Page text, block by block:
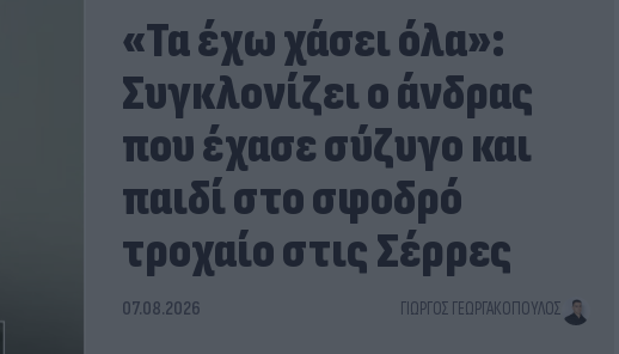
«Τα έχω χάσει όλα»:
Συγκλονίζει ο άνδρας
που έχασε σύζυγο και
παιδί στο σφοδρό
τροχαίο στις Σέρρες
07.08.2026 ΓΙΏΡΓΟΣ ΓΕΩΡΓΑΚΌΠΟΥΛΟΣ